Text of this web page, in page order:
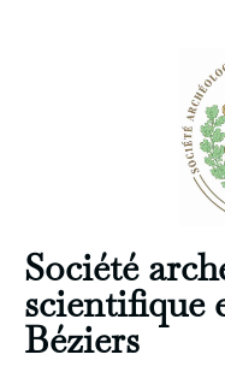
Société
scientifique
Béziers